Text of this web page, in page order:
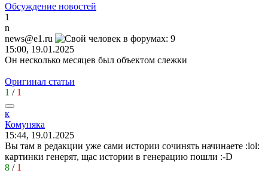
Обсуждение новостей
1
n
news@e1.ru
15:00, 19.01.2025
Он несколько месяцев был объектом слежки
Оригинал статьи
1 / 1
к
Комуняка
15:44, 19.01.2025
Вы там в редакции уже сами истории сочинять начинаете :lol:
картинки генерят, щас истории в генерацию пошли :-D
8 / 1